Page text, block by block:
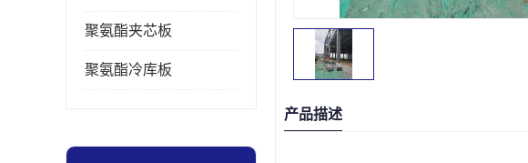
聚氨酯夹芯板
聚氨酯冷库板
产品描述